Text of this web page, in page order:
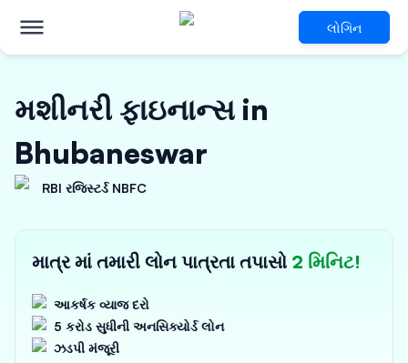
લોગિન
મશીનરી ફાઇનાન્સ in
Bhubaneswar
RBI રજિસ્ટર્ડ NBFC
માત્ર માં તમારી લોન પાત્રતા તપાસો 2 મિનિટ!
આકર્ષક વ્યાજ દરો
5 કરોડ સુધીની અનસિક્યોર્ડ લોન
ઝડપી મંજૂરી